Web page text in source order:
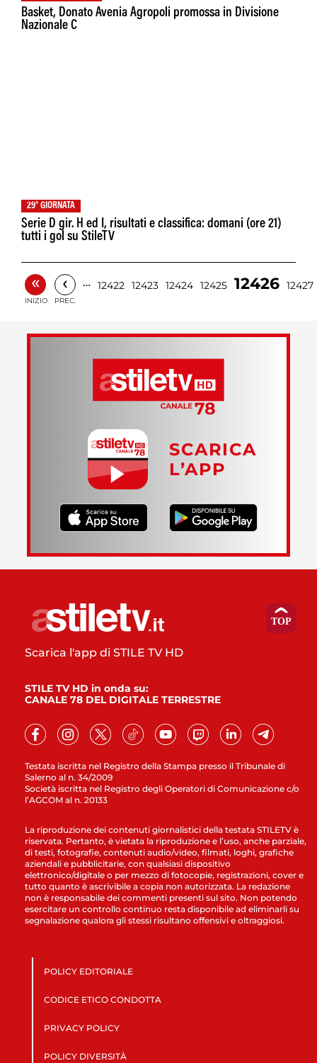
Basket, Donato Avenia Agropoli promossa in Divisione
Nazionale C
29° GIORNATA
Serie D gir. H ed I, risultati e classifica: domani (ore 21)
tutti i gol su StileTV
«
INIZIO
‹
PREC.
… 12422 12423 12424 12425 12426 12427
SCARICA
L’APP
Testata iscritta nel Registro della Stampa presso il Tribunale di
Salerno al n. 34/2009
Società iscritta nel Registro degli Operatori di Comunicazione c/o
l’AGCOM al n. 20133
Scarica l'app di STILE TV HD
STILE TV HD in onda su:
CANALE 78 DEL DIGITALE TERRESTRE
La riproduzione dei contenuti giornalistici della testata STILETV è
riservata. Pertanto, è vietata la riproduzione e l’uso, anche parziale,
di testi, fotografie, contenuti audio/video, filmati, loghi, grafiche
aziendali e pubblicitarie, con qualsiasi dispositivo
elettronico/digitale o per mezzo di fotocopie, registrazioni, cover e
tutto quanto è ascrivibile a copia non autorizzata. La redazione
non è responsabile dei commenti presenti sul sito. Non potendo
esercitare un controllo continuo resta disponibile ad eliminarli su
segnalazione qualora gli stessi risultano offensivi e oltraggiosi.
POLICY EDITORIALE
CODICE ETICO CONDOTTA
PRIVACY POLICY
POLICY DIVERSITÀ